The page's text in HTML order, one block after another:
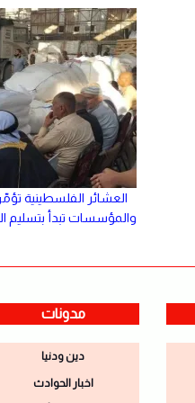
العشائر الفلسطينية
والمؤسسات تبدأ بتسليم
مدونات
دين ودنيا
اخبار الحوادث